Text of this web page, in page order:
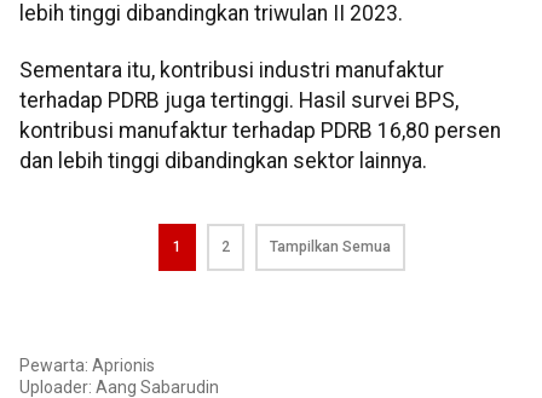
lebih tinggi dibandingkan triwulan II 2023.
Sementara itu, kontribusi industri manufaktur
terhadap PDRB juga tertinggi. Hasil survei BPS,
kontribusi manufaktur terhadap PDRB 16,80 persen
dan lebih tinggi dibandingkan sektor lainnya.
1 2 Tampilkan Semua
Pewarta: Aprionis
Uploader: Aang Sabarudin